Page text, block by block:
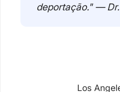
deportação." —
Los